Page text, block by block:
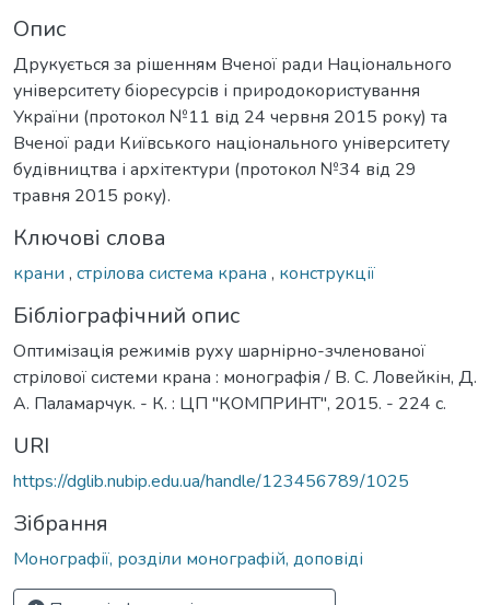
Опис
Друкується за рішенням Вченої ради Національного
університету біоресурсів і природокористування
України (протокол №11 від 24 червня 2015 року) та
Вченої ради Київського національного університету
будівництва і архітектури (протокол №34 від 29
травня 2015 року).
Ключові слова
крани , стрілова система крана , конструкції
Бібліографічний опис
Оптимізація режимів руху шарнірно-зчленованої
стрілової системи крана : монографія / В. С. Ловейкін, Д.
А. Паламарчук. - К. : ЦП "КОМПРИНТ", 2015. - 224 с.
URI
https://dglib.nubip.edu.ua/handle/123456789/1025
Зібрання
Монографії, розділи монографій, доповіді